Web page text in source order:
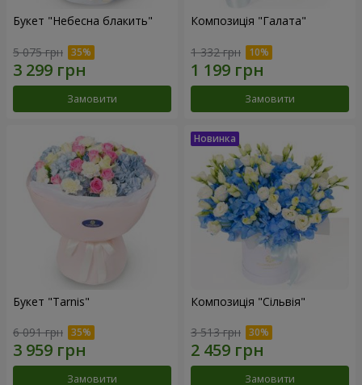
Букет "Небесна блакить"
5 075 грн
Замовити
Композиція "Галата"
1 332 грн
Замовити
Букет "Tarnis"
6 091 грн
Замовити
Композиція "Сільвія"
3 513 грн
Замовити